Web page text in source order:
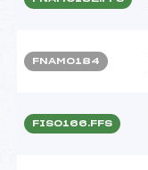
FNAM0184
FIS0166.FFS